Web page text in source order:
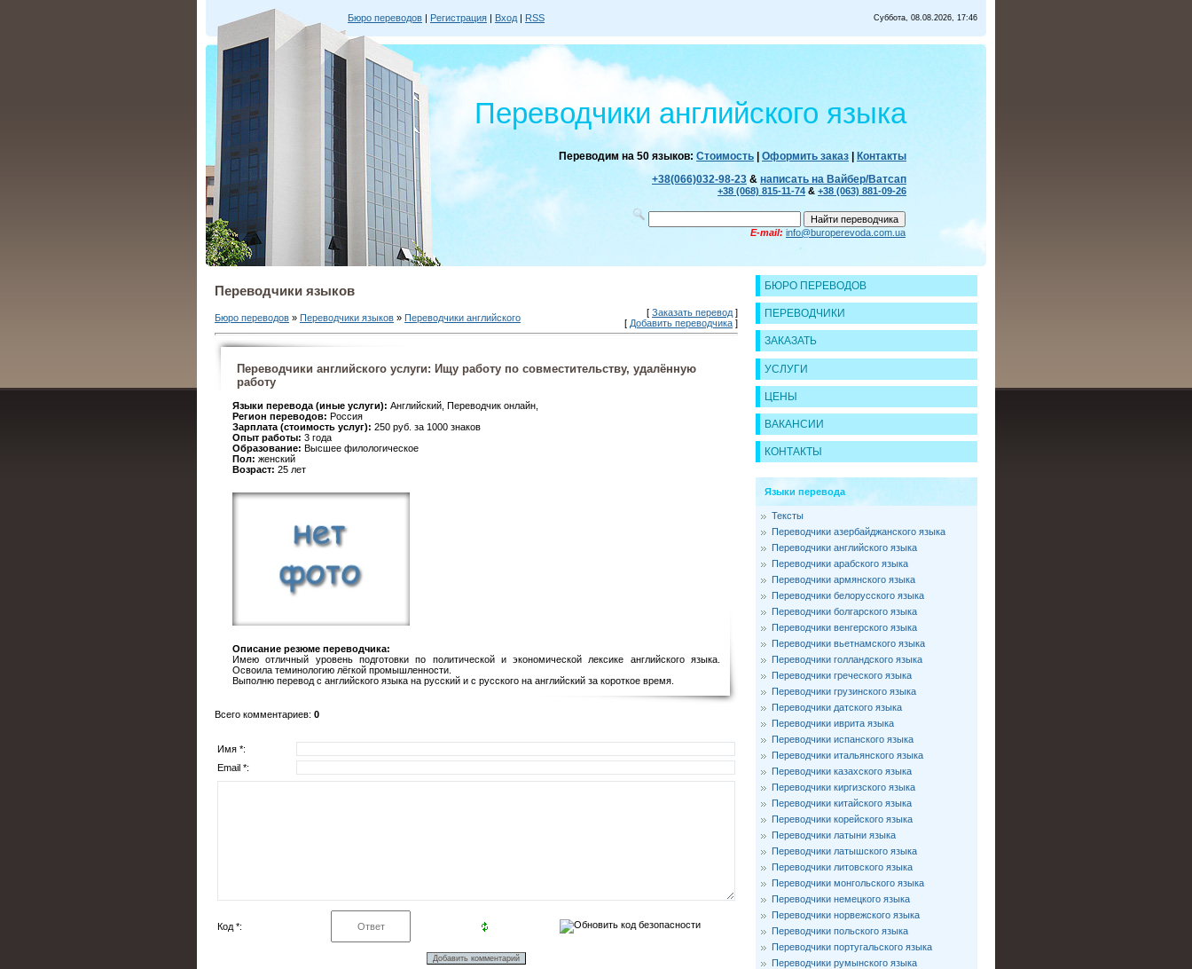
Бюро переводов | Регистрация | Вход | RSS Суббота, 08.08.2026, 17:46
Переводчики английского языка
Переводим на 50 языков: Стоимость Оформить заказ
Контакты
+38(066)032-98-23 & написать на Вайбер/Ватсап
+38 (068) 815-11-74 & +38 (063) 881-09-26
E-mail: info@buroperevoda.com.ua
Переводчики языков
Бюро переводов » Переводчики языков » Переводчики английского [ Заказать перевод ]
[ Добавить переводчика ]
Переводчики английского услуги: Ищу работу по совместительству, удалённую
работу
Языки перевода (иные услуги): Английский, Переводчик онлайн,
Регион переводов: Россия
Зарплата (стоимость услуг): 250 руб. за 1000 знаков
Опыт работы: 3 года
Образование: Высшее филологическое
Пол: женский
Возраст: 25 лет
Описание резюме переводчика:
Имею отличный уровень подготовки по политической и экономической лексике английского языка.
Освоила теминологию лёгкой промышленности.
Выполню перевод с английского языка на русский и с русского на английский за короткое время.
Всего комментариев: 0
Имя *:
Email *:
Код *:
БЮРО ПЕРЕВОДОВ
ПЕРЕВОДЧИКИ
ЗАКАЗАТЬ
УСЛУГИ
ЦЕНЫ
ВАКАНСИИ
КОНТАКТЫ
Языки перевода
Тексты
Переводчики азербайджанского языка
Переводчики английского языка
Переводчики арабского языка
Переводчики армянского языка
Переводчики белорусского языка
Переводчики болгарского языка
Переводчики венгерского языка
Переводчики вьетнамского языка
Переводчики голландского языка
Переводчики греческого языка
Переводчики грузинского языка
Переводчики датского языка
Переводчики иврита языка
Переводчики испанского языка
Переводчики итальянского языка
Переводчики казахского языка
Переводчики киргизского языка
Переводчики китайского языка
Переводчики корейского языка
Переводчики латыни языка
Переводчики латышского языка
Переводчики литовского языка
Переводчики монгольского языка
Переводчики немецкого языка
Переводчики норвежского языка
Переводчики польского языка
Переводчики португальского языка
Переводчики румынского языка